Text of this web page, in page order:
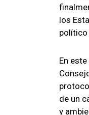
los
político
En
de un
y